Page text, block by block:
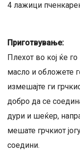
4 лажици
Приготвување:
Плехот во кој ќе го
масло и обложете
измешајте ги
добро да се
дури и шеќер,
мешате грчкиот
соедини.